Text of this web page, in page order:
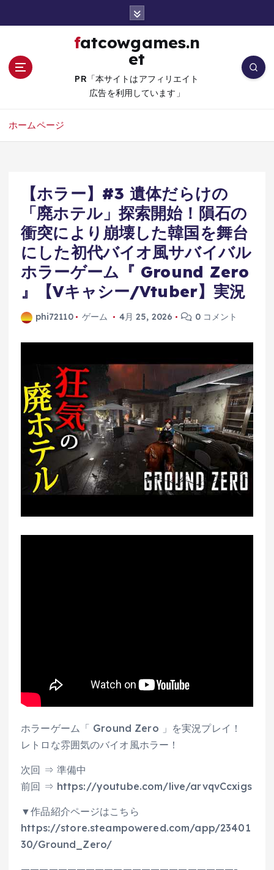
fatcowgames.n
et
PR「本サイトはアフィリエイト
広告を利用しています」
ホームページ
【ホラー】#3 遺体だらけの
「廃ホテル」探索開始！隕石の
衝突により崩壊した韓国を舞台
にした初代バイオ風サバイバル
ホラーゲーム『 Ground Zero
』【Vキャシー/Vtuber】実況
phi72110 ゲーム 4月 25, 2026 0 コメント
ホラーゲーム「 Ground Zero 」を実況プレイ！
レトロな雰囲気のバイオ風ホラー！
次回 ⇒ 準備中
前回 ⇒ https://youtube.com/live/arvqvCcxigs
▼作品紹介ページはこちら
https://store.steampowered.com/app/23401
30/Ground_Zero/